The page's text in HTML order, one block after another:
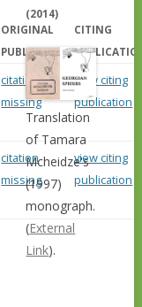
ORIGINAL
PUBLICATION
CITING
PUBLICATION
citation
missing
view citing
publication
citation
missing
view citing
publication
(2014)
Translation
of Tamara
Mcheidze's
(1997)
monograph.
(External
Link).